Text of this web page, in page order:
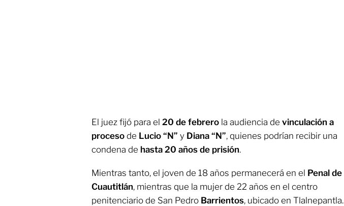
El juez fijó para el 20 de febrero la audiencia de vinculación a
proceso de Lucio “N” y Diana “N”, quienes podrían recibir una
condena de hasta 20 años de prisión.
Mientras tanto, el joven de 18 años permanecerá en el Penal de
Cuautitlán, mientras que la mujer de 22 años en el centro
penitenciario de San Pedro Barrientos, ubicado en Tlalnepantla.